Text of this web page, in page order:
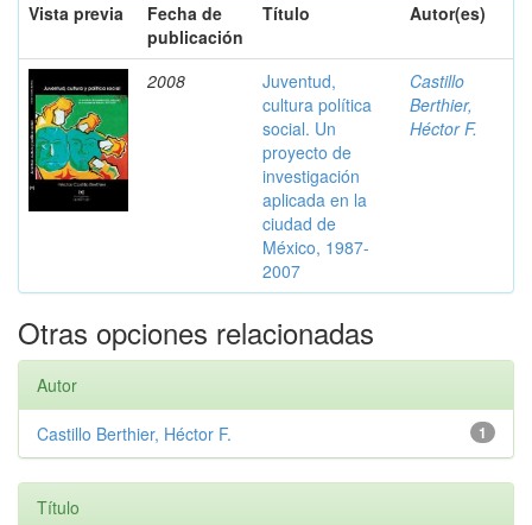
Vista previa
Fecha de
publicación
Título Autor(es)
2008
Juventud,
cultura política
social. Un
proyecto de
investigación
aplicada en la
ciudad de
México, 1987-
2007
Castillo
Berthier,
Héctor F.
Otras opciones relacionadas
Autor
1
Castillo Berthier, Héctor F.
Título